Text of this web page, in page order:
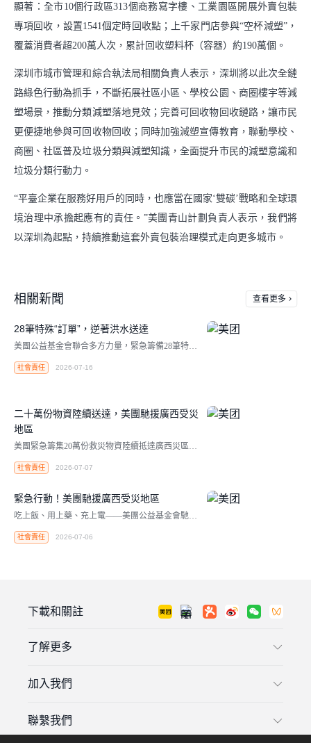
顯著：全市10個行政區313個商務寫字樓、工業園區開展外賣包裝
專項回收，設置1541個定時回收點；上千家門店參與“空杯減塑”，
覆蓋消費者超200萬人次，累計回收塑料杯（容器）約190萬個。
深圳市城市管理和綜合執法局相關負責人表示，深圳將以此次全鏈
路綠色行動為抓手，不斷拓展社區小區、學校公園、商圈樓宇等減
塑場景，推動分類減塑落地見效；完善可回收物回收鏈路，讓市民
更便捷地參與可回收物回收；同時加強減塑宣傳教育，聯動學校、
商圈、社區普及垃圾分類與減塑知識，全面提升市民的減塑意識和
垃圾分類行動力。
“平臺企業在服務好用戶的同時，也應當在國家‘雙碳’戰略和全球環
境治理中承擔起應有的責任。”美團青山計劃負責人表示，我們將
以深圳為起點，持續推動這套外賣包裝治理模式走向更多城市。
相關新聞 查看更多
28筆特殊“訂單”，逆著洪水送達
美團公益基金會聯合多方力量，緊急籌備28筆特殊
訂單，逆著洪水方向送達廣西、湖北、河北受災地
區。
社會責任 2026-07-16
二十萬份物資陸續送達，美團馳援廣西受災
地區
美團緊急籌集20萬份救災物資陸續抵達廣西災區，
包括食物、充電設備及18萬份應急醫療物資。
社會責任 2026-07-07
緊急行動！美團馳援廣西受災地區
吃上飯、用上藥、充上電——美團公益基金會馳援
廣西災區
社會責任 2026-07-06
了解更多
加入我們
聯繫我們
下載和關註